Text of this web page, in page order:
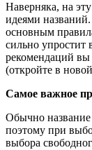
Наверняка, на
идеями
основным
сильно упростит
рекомендаций вы
(откройте в
Самое важное
Обычно название
поэтому при
выбора